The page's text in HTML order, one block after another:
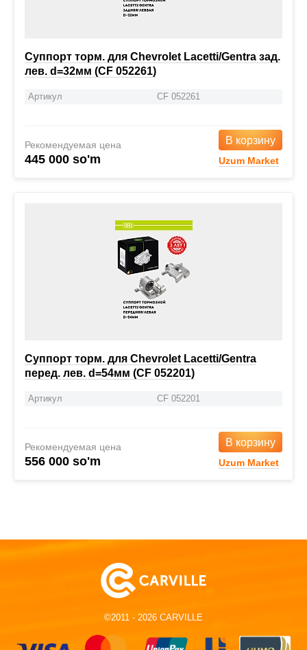
Суппорт торм. для Chevrolet Lacetti/Gentra зад.
лев. d=32мм (CF 052261)
Артикул CF 052261
Рекомендуемая цена
445 000 so'm
В корзину
Uzum Market
Суппорт торм. для Chevrolet Lacetti/Gentra
перед. лев. d=54мм (CF 052201)
Артикул CF 052201
Рекомендуемая цена
556 000 so'm
В корзину
Uzum Market
©2011 - 2026 CARVILLE